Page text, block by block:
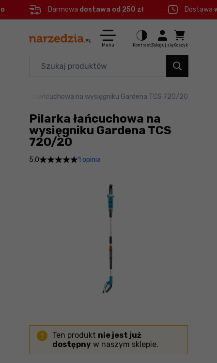
Menu główne
Informacje o produkcie
Szczegółowe informacje
Stopka
Mapa strony
Darmowa dostawa od 250 zł Dostawa
Menu KontrastZaloguj się Koszyk
Elektronarzędzia
Akcesoria
Pilarka łańcuchowa na wysięgniku Gardena TCS 720/20
Pilarka łańcuchowa na
wysięgniku Gardena TCS
720/20
5,0 1 opinia
Ten produkt nie jest już
dostępny w naszym sklepie.